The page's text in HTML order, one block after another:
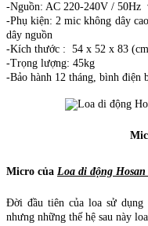
-Nguồn: AC 220-240V / 50Hz
-Phụ kiện: 2 mic không dây
dây nguồn
-Kích thước : 54 x 52 x 83
-Trọng lượng: 45kg
-Bảo hành 12 tháng, bình điện
Micro của Loa di động Hosan
Đời đầu tiên của loa sử dụng
nhưng những thế hệ sau này